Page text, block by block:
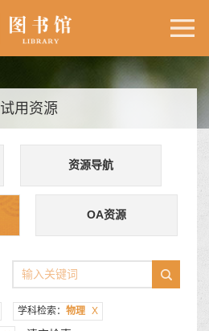
试用资源
资源导航
OA资源
学科检索： 物理 X